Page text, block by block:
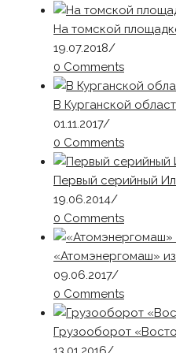
На томской
19.07.2018/
0 Comments
В Курганской
01.11.2017/
0 Comments
Первый серийный
19.06.2014/
0 Comments
«Атомэнергомаш»
09.06.2017/
0 Comments
Грузооборот